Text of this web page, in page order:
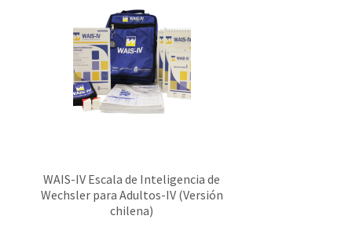
WAIS-IV Escala de Inteligencia de
Wechsler para Adultos-IV (Versión
chilena)